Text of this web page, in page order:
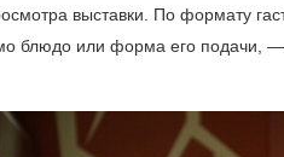
выставки. По формату
блюдо или форма его подачи, —